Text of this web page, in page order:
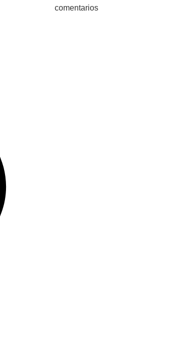
comentarios